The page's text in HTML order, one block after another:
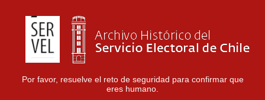
Por favor, resuelve el reto de seguridad para confirmar que
eres humano.